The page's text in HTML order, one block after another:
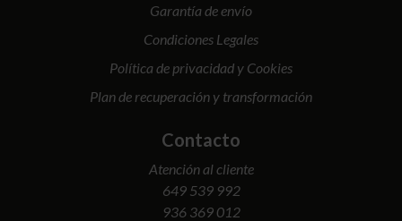
Garantía de envío
Condiciones Legales
Política de privacidad y Cookies
Plan de recuperación y transformación
Contacto
Atención al cliente
649 539 992
936 369 012